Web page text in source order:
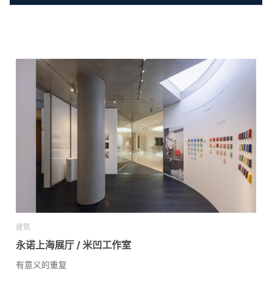
建筑
永诺上海展厅 / 米凹工作室
有意义的重复